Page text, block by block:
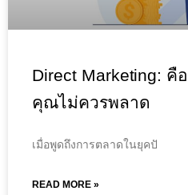
Direct Marketing: คื
คุณไม่ควรพลาด
เมื่อพูดถึงการตลาดในยุคปั
READ MORE »